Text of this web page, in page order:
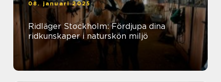
08. januari 2025
Ridläger Stockholm: Fördjupa dina
ridkunskaper i naturskön miljö